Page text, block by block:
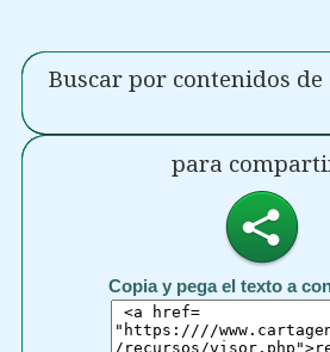
Buscar por contenidos de
para
Copia y pega el texto a